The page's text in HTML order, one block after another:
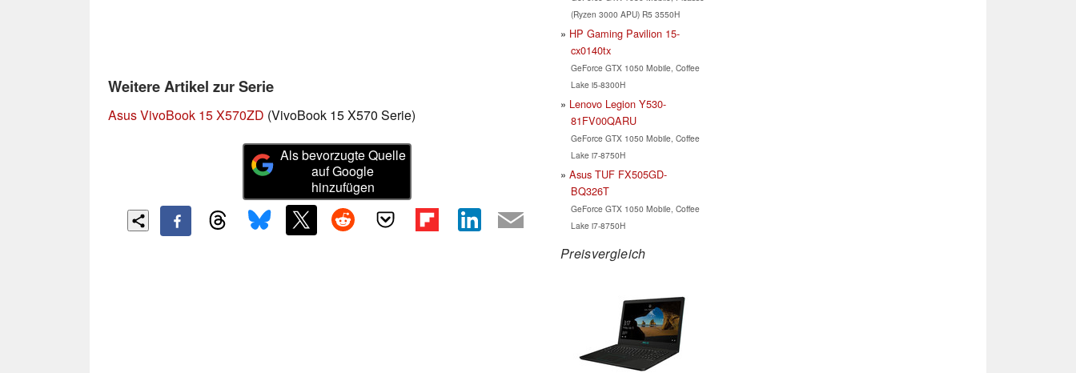
Weitere Artikel zur Serie
Asus VivoBook 15 X570ZD (VivoBook 15 X570 Serie)
Als bevorzugte Quelle
auf Google
hinzufügen
(Ryzen 3000 APU) R5 3550H
HP Gaming Pavilion 15-
cx0140tx
GeForce GTX 1050 Mobile, Coffee
Lake i5-8300H
Lenovo Legion Y530-
81FV00QARU
GeForce GTX 1050 Mobile, Coffee
Lake i7-8750H
Asus TUF FX505GD-
BQ326T
GeForce GTX 1050 Mobile, Coffee
Lake i7-8750H
Preisvergleich